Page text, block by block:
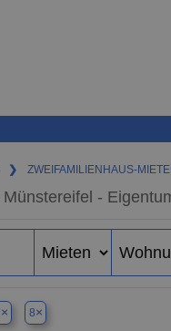
❯ ZWEIFAMILIENHAUS-
-
× 8×